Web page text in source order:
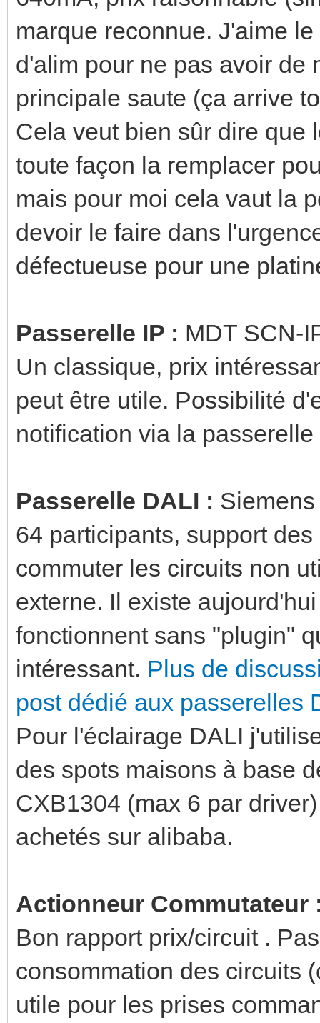
marque reconnue. J'aime
d'alim pour ne pas avoir de
principale saute (ça arrive
Cela veut bien sûr dire que
toute façon la remplacer
mais pour moi cela vaut la
devoir le faire dans
défectueuse pour une
Passerelle IP : MDT SCN-
Un classique, prix
peut être utile. Possibilité
notification via la passerelle
Passerelle DALI :
64 participants, support
commuter les circuits non
externe. Il existe
fonctionnent sans "plugin"
intéressant. Plus de
post dédié aux passerelles
Pour l'éclairage DALI
des spots maisons à base
CXB1304 (max 6 par
achetés sur alibaba.
Actionneur Commutateur
Bon rapport prix/circuit .
consommation des circuits
utile pour les prises